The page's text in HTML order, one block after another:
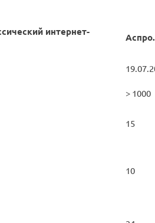
интернет-
> 1000
15
10